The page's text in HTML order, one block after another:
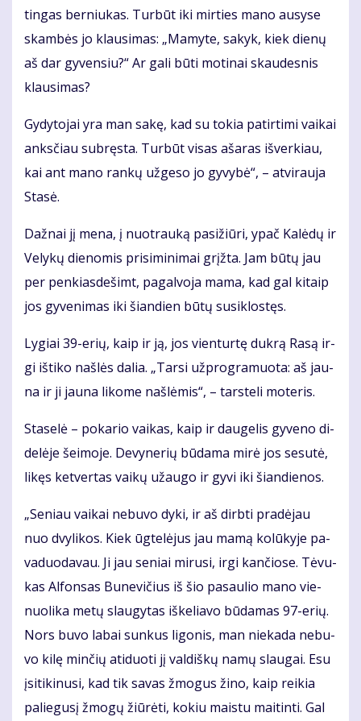
tin­gas ber­niu­kas. Tur­būt iki mir­ties ma­no au­sy­se
skam­bės jo klau­si­mas: „Ma­my­te, sa­kyk, kiek die­nų
aš dar gy­ven­siu?“ Ar ga­li bū­ti mo­ti­nai skau­des­nis
klau­si­mas?
Gy­dy­to­jai yra man sa­kę, kad su to­kia pa­tir­ti­mi vai­kai
anks­čiau su­bręs­ta. Tur­būt vi­sas aša­ras iš­ver­kiau,
kai ant ma­no ran­kų už­ge­so jo gy­vy­bė“, – at­vi­rau­ja
Sta­sė.
Daž­nai jį me­na, į nuo­trau­ką pa­si­žiū­ri, ypač Ka­lė­dų ir
Ve­ly­kų die­no­mis pri­si­mi­ni­mai grįž­ta. Jam bū­tų jau
per pen­kias­de­šimt, pa­gal­vo­ja ma­ma, kad gal ki­taip
jos gy­ve­ni­mas iki šian­dien bū­tų su­si­klos­tęs.
Ly­giai 39-erių, kaip ir ją, jos vien­tur­tę duk­rą Ra­są ir­
gi iš­ti­ko naš­lės da­lia. „Tar­si už­prog­ra­muo­ta: aš jau­
na ir ji jau­na li­ko­me naš­lė­mis“, – tars­te­li mo­te­ris.
Sta­se­lė – po­ka­rio vai­kas, kaip ir dau­ge­lis gy­ve­no di­
de­lė­je šei­mo­je. De­vy­ne­rių bū­da­ma mi­rė jos se­su­tė,
li­kęs ket­ver­tas vai­kų už­au­go ir gy­vi iki šian­die­nos.
„Se­niau vai­kai ne­bu­vo dy­ki, ir aš dirb­ti pra­dė­jau
nuo dvy­li­kos. Kiek ūg­te­lė­jus jau ma­mą ko­lū­ky­je pa­
va­duo­da­vau. Ji jau se­niai mi­ru­si, ir­gi kan­čio­se. Tė­vu­
kas Al­fon­sas Bu­ne­vi­čius iš šio pa­sau­lio ma­no vie­
nuo­li­ka me­tų slau­gy­tas iš­ke­lia­vo bū­da­mas 97-erių.
Nors bu­vo la­bai sun­kus li­go­nis, man nie­ka­da ne­bu­
vo ki­lę min­čių ati­duo­ti jį val­diš­kų na­mų slau­gai. Esu
įsi­ti­ki­nu­si, kad tik sa­vas žmo­gus ži­no, kaip rei­kia
pa­lie­gu­sį žmo­gų žiū­rė­ti, ko­kiu mais­tu mai­tin­ti. Gal